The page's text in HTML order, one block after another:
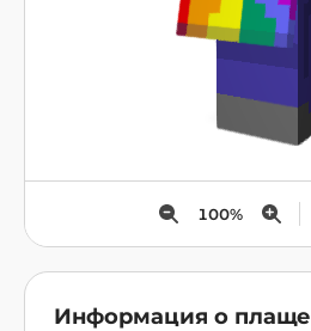
100%
Информация о плаще